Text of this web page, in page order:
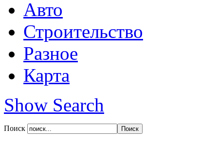
Авто
Строительство
Разное
Карта
Show Search
Поиск